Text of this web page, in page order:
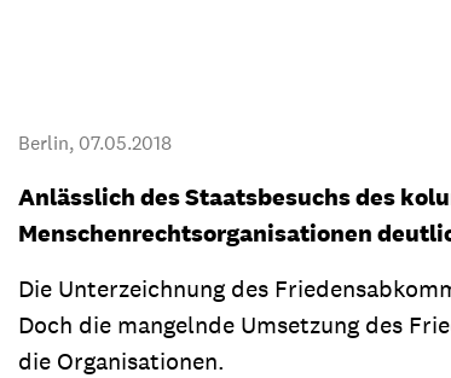
Entdecken Sie unsere zahlreichen Publikationen &
Berlin, 07.05.2018
Anlässlich des Staatsbesuchs des
Menschenrechtsorganisationen
Die Unterzeichnung des
Doch die mangelnde Umsetzung des
die Organisationen.